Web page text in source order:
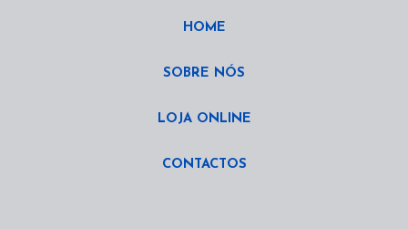
HOME
SOBRE NÓS
LOJA ONLINE
CONTACTOS